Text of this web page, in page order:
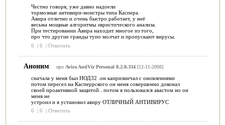
Честно говоря, уже давно надоели
тормозные антивири-монстры типа Каспера.
Авира отлично и очень быстро работает, у неё
весьма мощные алгоритмы эвристического анализа.
При тестировании Авира находит многое из того,
про что другие гранды тупо молчат и пропускают вирусы.
6
| 6 | Ответить
Аноним про Avira AntiVir Personal 8.2.0.334[12-11-2008]
сначала у меня был НОД32 .он капризничал с оновлениями
потом пересел на Касперрского он меня совершенно доконал
своей проактивной защитой . потом я пользовался авастом но он
меня не
устроил и я установил авиру ОТЛИЧНЫЙ АНТИВИРУС
6
| 6 | Ответить